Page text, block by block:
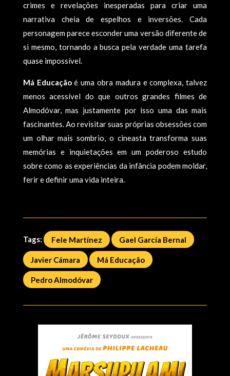
crimes e revelações inesperadas para criar uma
narrativa cheia de espelhos e inversões. Cada
personagem parece esconder uma versão diferente de
si mesmo, tornando a busca pela verdade uma tarefa
quase impossível.
Má Educaçãoé uma obra madura e complexa, talvez
menos acessível do que outros grandes filmes de
Almodóvar, mas justamente por isso uma das mais
fascinantes. Ao revisitar suas próprias obsessões com
um olhar mais sombrio, o cineasta transforma suas
memórias e inquietações em um poderoso estudo
sobre como as experiências da infância podem moldar,
ferir e definir uma vida inteira.
Tags: Fele Martínez Gael García Bernal
Javier Cámara Má Educação
Pedro Almodóvar